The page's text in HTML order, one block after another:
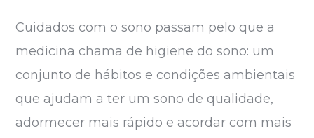
Cuidados com o sono passam pelo que a
medicina chama de higiene do sono: um
conjunto de hábitos e condições ambientais
que ajudam a ter um sono de qualidade,
adormecer mais rápido e acordar com mais